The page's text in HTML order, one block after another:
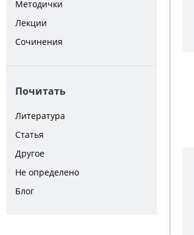
Методички
Лекции
Сочинения
Почитать
Литература
Статья
Другое
Не определено
Блог